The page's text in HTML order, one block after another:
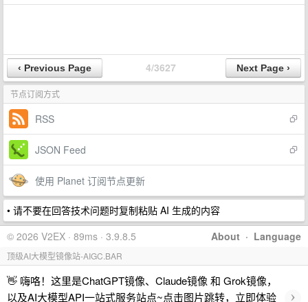
4/3627
节点订阅方式
RSS
JSON Feed
使用 Planet 订阅节点更新
• 请不要在回答技术问题时复制粘贴 AI 生成的内容
About · Language
© 2026 V2EX · 89ms · 3.9.8.5
顶级AI大模型镜像站-AIGC.BAR
👋 嗨咯！这里是ChatGPT镜像、Claude镜像 和 Grok镜像，
以及AI大模型API一站式服务站点~点击图片跳转，立即体验
›